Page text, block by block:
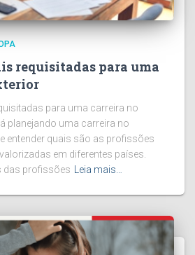
requisitadas para uma
para uma carreira no
planejando uma carreira no
entender quais são as profissões
em diferentes países.
das profissões Leia mais…